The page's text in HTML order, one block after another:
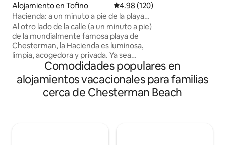
Alojamiento en Tofino Calificación promedio: 4.98 de
4.98 (120)
Hacienda: a un minuto a pie de la playa
de South Chesterman
Al otro lado de la calle (a un minuto a pie)
de la mundialmente famosa playa de
Chesterman, la Hacienda es luminosa,
limpia, acogedora y privada. Ya sea
sumergiéndose en el baño al aire libre
contemplando las estrellas, tocando el
piano o leyendo un libro junto al fuego, la
Hacienda es el lugar para relajarse,
verdaderamente
estamos
tan especial
Comodidades populares en
alojamientos vacacionales para familias
cerca de Chesterman Beach